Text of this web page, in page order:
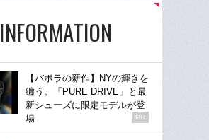
INFORMATION
【バボラの新作】NYの輝きを
纏う。「PURE DRIVE」と最
新シューズに限定モデルが登
場
PR